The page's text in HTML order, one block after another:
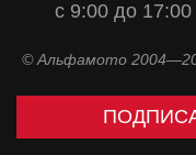
с 9:00 до
© Альфамото